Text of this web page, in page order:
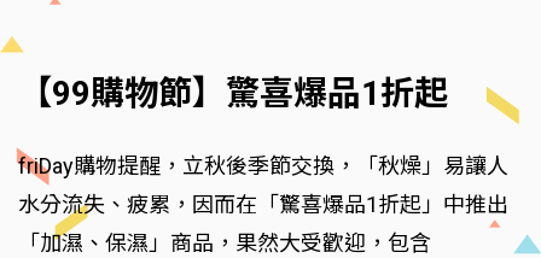
【99購物節】驚喜爆品1折起
friDay購物提醒，立秋後季節交換，「秋燥」易讓人
水分流失、疲累，因而在「驚喜爆品1折起」中推出
「加濕、保濕」商品，果然大受歡迎，包含